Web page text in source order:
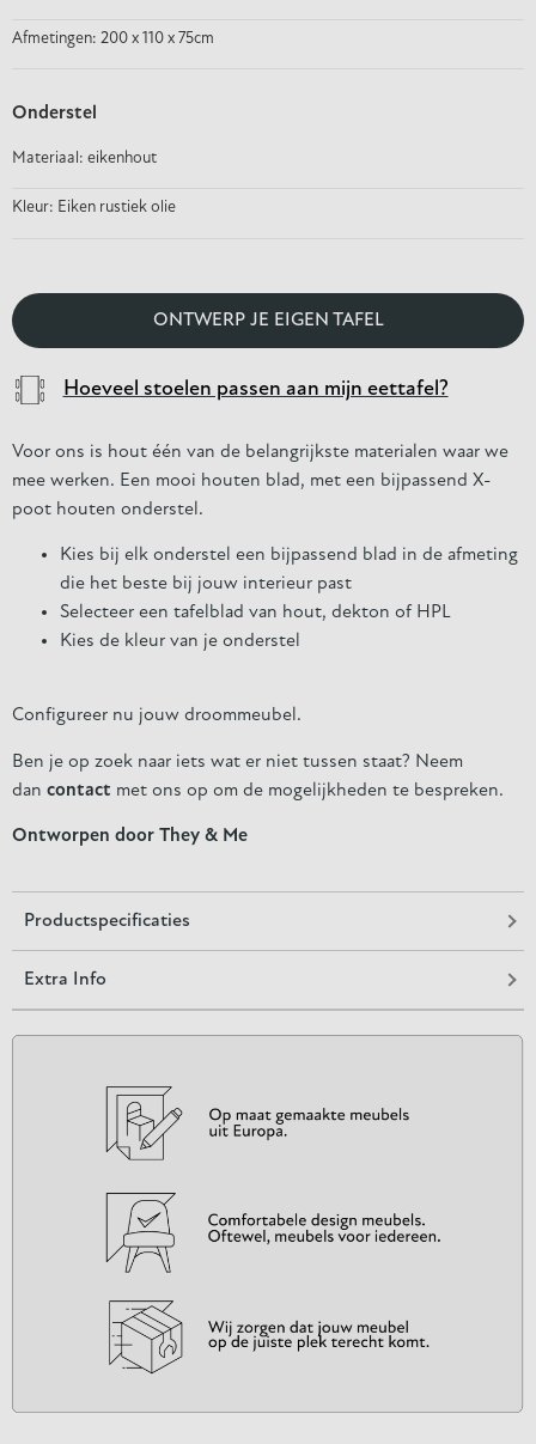
Afmetingen: 200 x 110 x 75cm
Onderstel
Materiaal: eikenhout
Kleur: Eiken rustiek olie
ONTWERP JE EIGEN TAFEL
Hoeveel stoelen passen aan mijn eettafel?
Voor ons is hout één van de belangrijkste materialen waar we
mee werken. Een mooi houten blad, met een bijpassend X-
poot houten onderstel.
Kies bij elk onderstel een bijpassend blad in de afmeting
die het beste bij jouw interieur past
Selecteer een tafelblad van hout, dekton of HPL
Kies de kleur van je onderstel
Configureer nu jouw droommeubel.
Ben je op zoek naar iets wat er niet tussen staat? Neem
dan contact met ons op om de mogelijkheden te bespreken.
Ontworpen door They & Me
Extra Info
Productspecificaties